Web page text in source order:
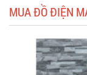
MUA ĐỒ ĐIỆN